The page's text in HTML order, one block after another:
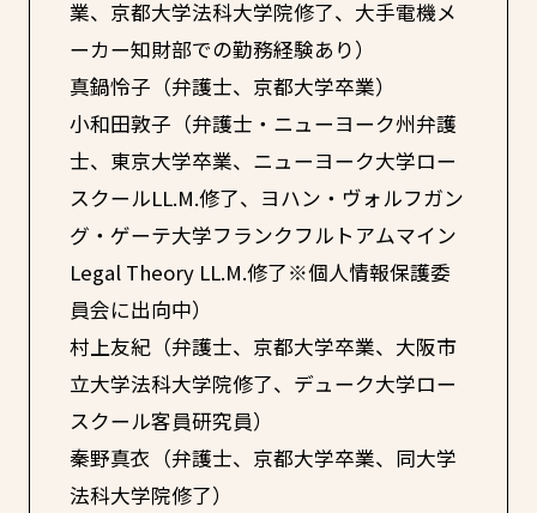
業、京都大学法科大学院修了、大手電機メ
ーカー知財部での勤務経験あり）
真鍋怜子（弁護士、京都大学卒業）
小和田敦子（弁護士・ニューヨーク州弁護
士、東京大学卒業、ニューヨーク大学ロー
スクールLL.M.修了、ヨハン・ヴォルフガン
グ・ゲーテ大学フランクフルトアムマイン
Legal Theory LL.M.修了※個人情報保護委
員会に出向中）
村上友紀（弁護士、京都大学卒業、大阪市
立大学法科大学院修了、デューク大学ロー
スクール客員研究員）
秦野真衣（弁護士、京都大学卒業、同大学
法科大学院修了）